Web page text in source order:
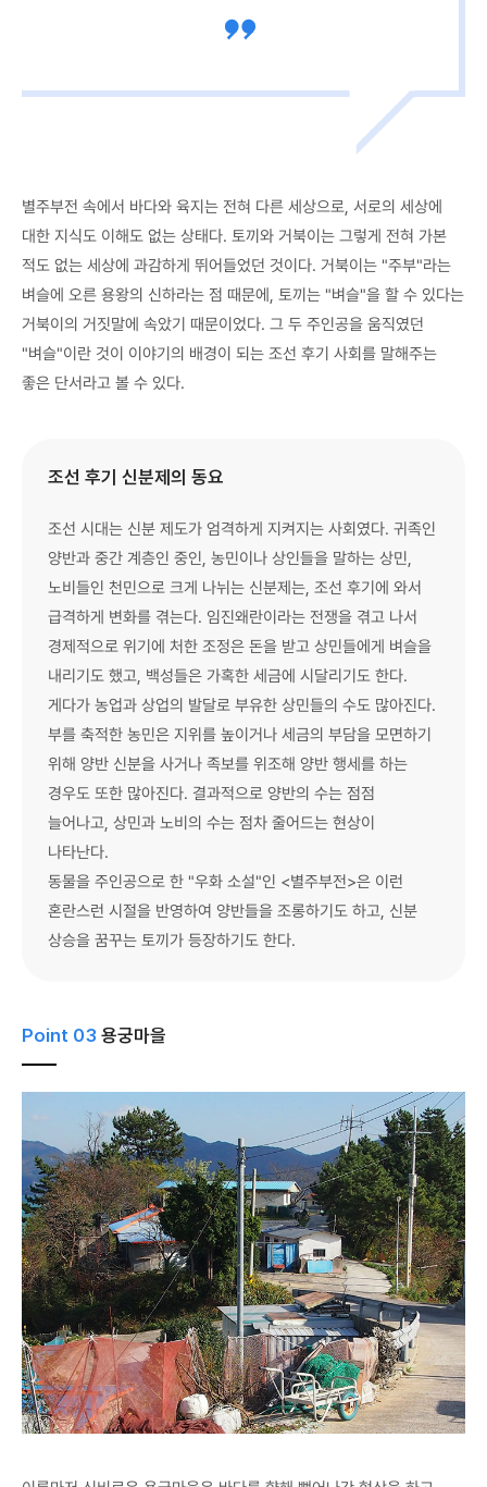
별주부전 속에서 바다와 육지는 전혀 다른 세상으로, 서로의 세상에
대한 지식도 이해도 없는 상태다. 토끼와 거북이는 그렇게 전혀 가본
적도 없는 세상에 과감하게 뛰어들었던 것이다. 거북이는 "주부"라는
벼슬에 오른 용왕의 신하라는 점 때문에, 토끼는 "벼슬"을 할 수 있다는
거북이의 거짓말에 속았기 때문이었다. 그 두 주인공을 움직였던
"벼슬"이란 것이 이야기의 배경이 되는 조선 후기 사회를 말해주는
좋은 단서라고 볼 수 있다.
조선 후기 신분제의 동요
조선 시대는 신분 제도가 엄격하게 지켜지는 사회였다. 귀족인
양반과 중간 계층인 중인, 농민이나 상인들을 말하는 상민,
노비들인 천민으로 크게 나뉘는 신분제는, 조선 후기에 와서
급격하게 변화를 겪는다. 임진왜란이라는 전쟁을 겪고 나서
경제적으로 위기에 처한 조정은 돈을 받고 상민들에게 벼슬을
내리기도 했고, 백성들은 가혹한 세금에 시달리기도 한다.
게다가 농업과 상업의 발달로 부유한 상민들의 수도 많아진다.
부를 축적한 농민은 지위를 높이거나 세금의 부담을 모면하기
위해 양반 신분을 사거나 족보를 위조해 양반 행세를 하는
경우도 또한 많아진다. 결과적으로 양반의 수는 점점
늘어나고, 상민과 노비의 수는 점차 줄어드는 현상이
나타난다.
동물을 주인공으로 한 "우화 소설"인 <별주부전>은 이런
혼란스런 시절을 반영하여 양반들을 조롱하기도 하고, 신분
상승을 꿈꾸는 토끼가 등장하기도 한다.
Point 03 용궁마을